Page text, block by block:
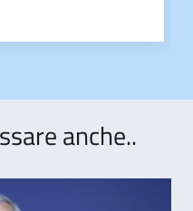
OF INTEREST
anche..